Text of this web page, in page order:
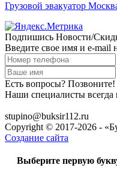
Грузовой эвакуатор
Подпишись Новости/
Введите свое имя и e-mail
Есть вопросы? Позвоните!
Наши специалисты всегда
stupino@buksir112.ru
Copyright © 2017-2026 -
Создание сайта
Выберите первую